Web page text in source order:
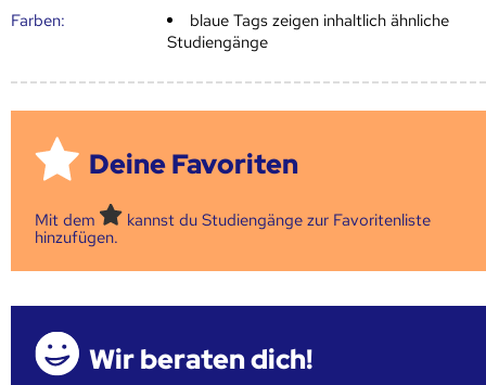
Farben:
blaue Tags zeigen inhaltlich ähnliche
Studiengänge
Deine Favoriten
Mit dem
kannst du Studiengänge zur Favoritenliste
hinzufügen.
Wir beraten dich!